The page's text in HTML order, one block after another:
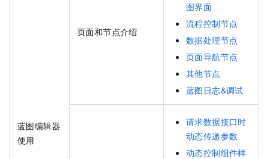
蓝图编辑器
使用
页面和节点介绍
图界面
流程控制节点
数据处理节点
页面导航节点
其他节点
蓝图日志&调试
请求数据接口时
动态传递参数
动态控制组件样